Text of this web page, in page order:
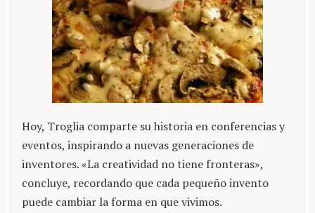
Hoy, Troglia comparte su historia en conferencias y
eventos, inspirando a nuevas generaciones de
inventores. «La creatividad no tiene fronteras»,
concluye, recordando que cada pequeño invento
puede cambiar la forma en que vivimos.